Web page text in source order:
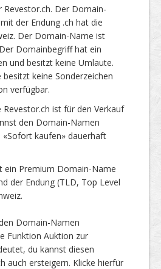
Der Domain-
der Endung .ch hat die
Der Domain-Name ist
Domainbegriff hat ein
und besitzt keine Umlaute.
keine Sonderzeichen
verfügbar.
ist für den Verkauf
den Domain-Namen
«Sofort kaufen» dauerhaft
ein Premium Domain-Name
der Endung (TLD, Top Level
Domain-Namen
Funktion Auktion zur
du kannst diesen
auch ersteigern. Klicke hierfür